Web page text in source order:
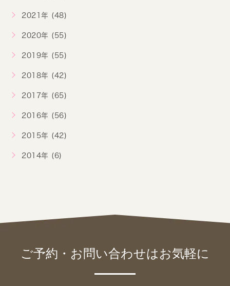
2021年 (48)
2020年 (55)
2019年 (55)
2018年 (42)
2017年 (65)
2016年 (56)
2015年 (42)
2014年 (6)
ご予約・お問い合わせはお気軽に